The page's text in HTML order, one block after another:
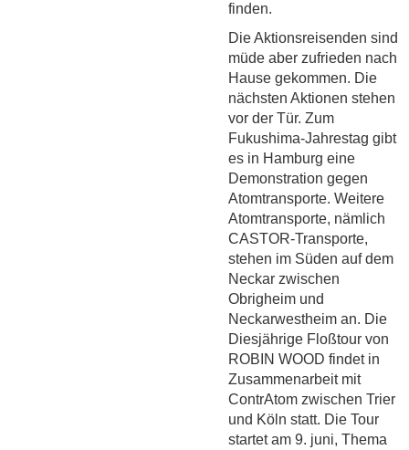
finden.
Die Aktionsreisenden sind
müde aber zufrieden nach
Hause gekommen. Die
nächsten Aktionen stehen
vor der Tür. Zum
Fukushima-Jahrestag gibt
es in Hamburg eine
Demonstration gegen
Atomtransporte. Weitere
Atomtransporte, nämlich
CASTOR-Transporte,
stehen im Süden auf dem
Neckar zwischen
Obrigheim und
Neckarwestheim an. Die
Diesjährige Floßtour von
ROBIN WOOD findet in
Zusammenarbeit mit
ContrAtom zwischen Trier
und Köln statt. Die Tour
startet am 9. juni, Thema